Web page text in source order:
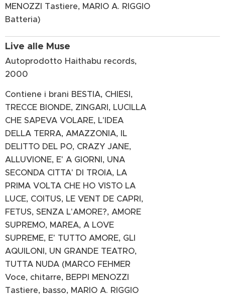
MENOZZI Tastiere, MARIO A. RIGGIO
Batteria)
Live alle Muse
Autoprodotto Haithabu records,
2000
Contiene i brani BESTIA, CHIESI,
TRECCE BIONDE, ZINGARI, LUCILLA
CHE SAPEVA VOLARE, L'IDEA
DELLA TERRA, AMAZZONIA, IL
DELITTO DEL PO, CRAZY JANE,
ALLUVIONE, E' A GIORNI, UNA
SECONDA CITTA' DI TROIA, LA
PRIMA VOLTA CHE HO VISTO LA
LUCE, COITUS, LE VENT DE CAPRI,
FETUS, SENZA L'AMORE?, AMORE
SUPREMO, MAREA, A LOVE
SUPREME, E' TUTTO AMORE, GLI
AQUILONI, UN GRANDE TEATRO,
TUTTA NUDA (MARCO FEHMER
Voce, chitarre, BEPPI MENOZZI
Tastiere, basso, MARIO A. RIGGIO